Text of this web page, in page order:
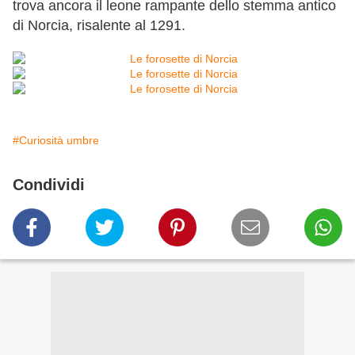
trova ancora il leone rampante dello stemma antico
di Norcia, risalente al 1291.
#Curiosità umbre
Condividi